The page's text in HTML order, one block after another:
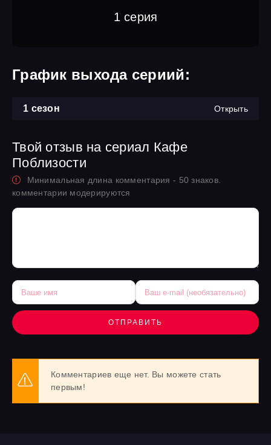
1 серия
График выхода сериий:
1 сезон Открыть
Твой отзыв на сериал Кафе
Поблизости
Минимальная длина комментария - 50 знаков.
комментарии модерируются
ОТПРАВИТЬ
Комментариев еще нет. Вы можете стать
первым!